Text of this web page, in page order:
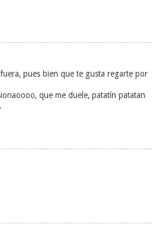
pues bien que te gusta regarte por
que me duele, patatín patatan